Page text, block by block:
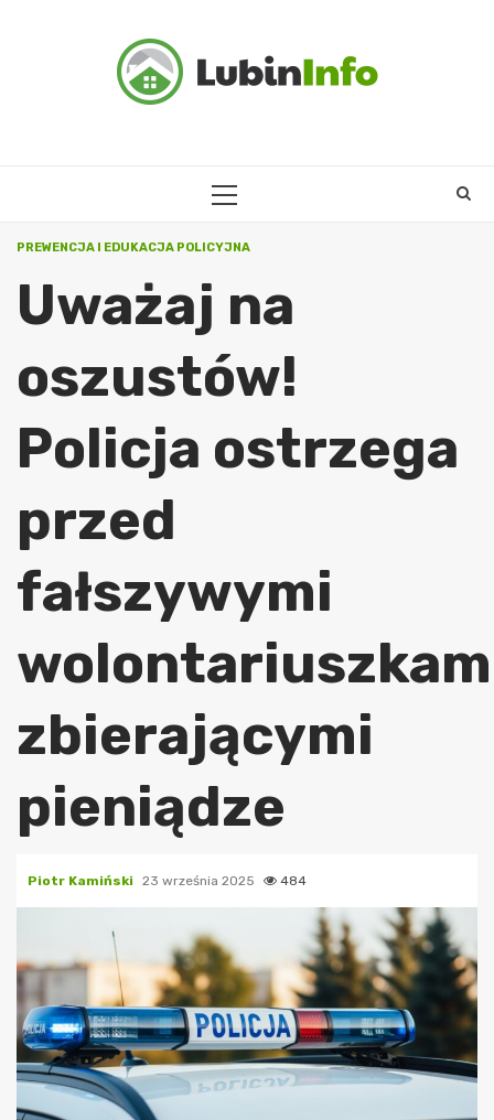
PRIMARY
PREWENCJA I EDUKACJA POLICYJNA
Uważaj na
oszustów!
Policja ostrzega
przed
fałszywymi
zbierającymi
pieniądze
Piotr Kamiński 23 września 2025 484